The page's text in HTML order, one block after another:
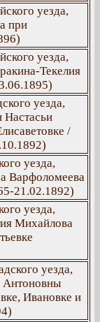
уезда,
при
уезда,
Текелия
уезда,
Настасьи
/
уезда,
Варфоломеева
21.02.1892)
уезда,
Михайлова
уезда,
Антоновны
Ивановке и